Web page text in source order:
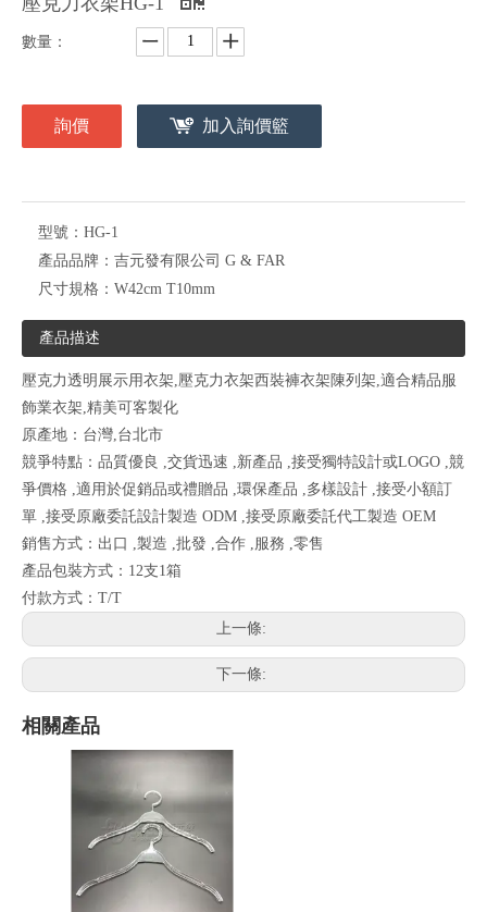
數量：
詢價 加入詢價籃
型號： HG-1
產品品牌： 吉元發有限公司 G & FAR
尺寸規格： W42cm T10mm
產品描述
壓克力透明展示用衣架,壓克力衣架西裝褲衣架陳列架,適合精品服
飾業衣架,精美可客製化
原產地：台灣,台北市
競爭特點：品質優良 ,交貨迅速 ,新產品 ,接受獨特設計或LOGO ,競
爭價格 ,適用於促銷品或禮贈品 ,環保產品 ,多樣設計 ,接受小額訂
單 ,接受原廠委託設計製造 ODM ,接受原廠委託代工製造 OEM
銷售方式：出口 ,製造 ,批發 ,合作 ,服務 ,零售
產品包裝方式：12支1箱
付款方式：T/T
上一條:
下一條:
相關產品